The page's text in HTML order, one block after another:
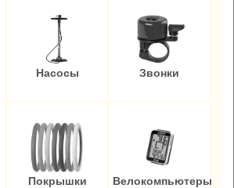
Насосы Звонки
Покрышки Велокомпьютеры